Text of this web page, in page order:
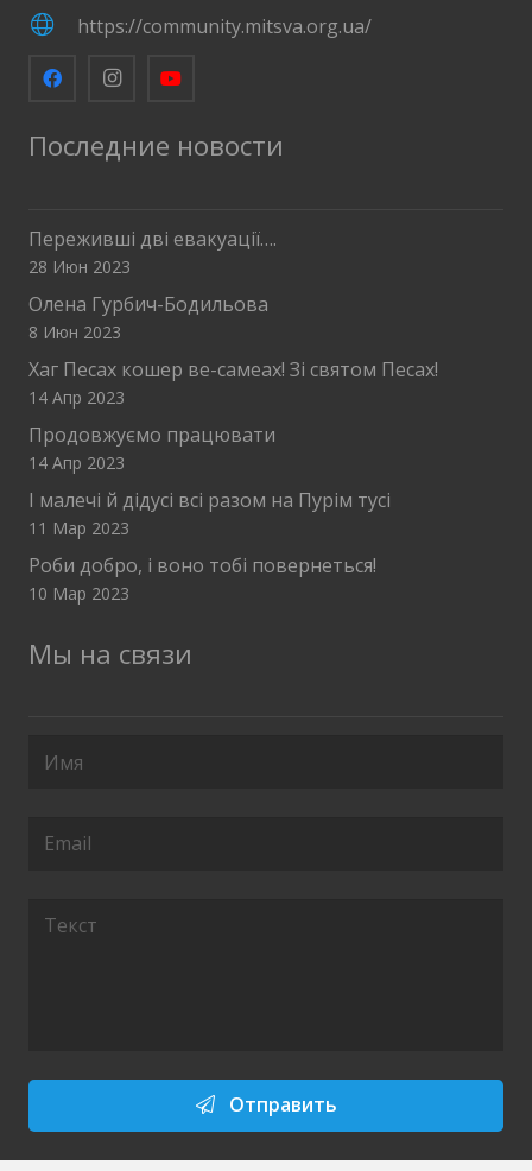
https://community.mitsva.org.ua/
Последние новости
Переживші дві евакуації….
28 Июн 2023
Олена Гурбич-Бодильова
8 Июн 2023
Хаг Песах кошер ве-самеах! Зі святом Песах!
14 Апр 2023
Продовжуємо працювати
14 Апр 2023
І малечі й дідусі всі разом на Пурім тусі
11 Мар 2023
Роби добро, і воно тобі повернеться!
10 Мар 2023
Мы на связи
Отправить